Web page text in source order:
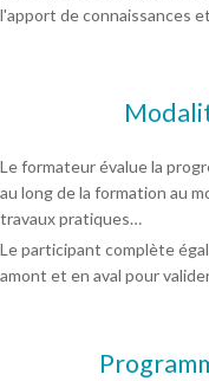
l'apport de connaissances
Le formateur évalue la
au long de la formation au
travaux pratiques…
Le participant complète
amont et en aval pour